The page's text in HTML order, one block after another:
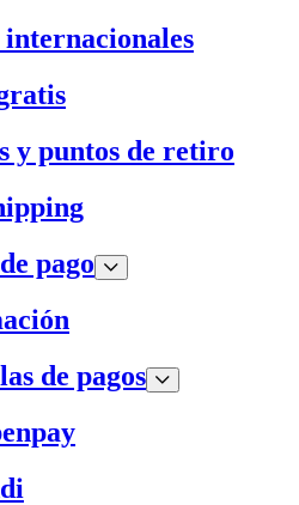
y puntos de retiro
pago
de pagos